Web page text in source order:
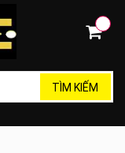
TÌM KIẾM